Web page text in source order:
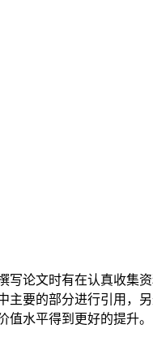
论文时有在认真收集
要的部分进行引用，
水平得到更好的提升。